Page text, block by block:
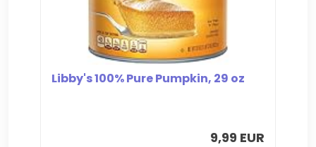
Libby's 100% Pure Pumpkin, 29 oz
9,99 EUR